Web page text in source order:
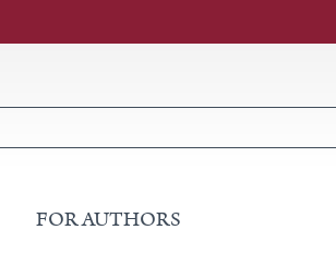
FOR AUTHORS